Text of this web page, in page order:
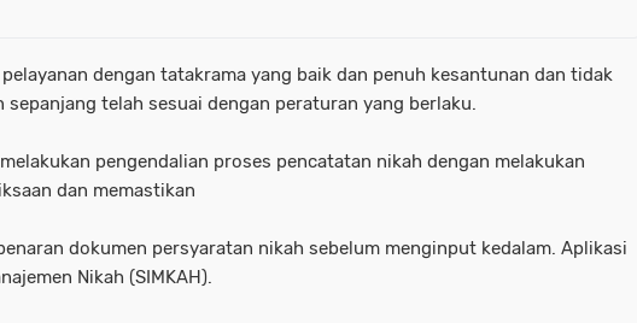
dengan tatakrama yang baik dan penuh kesantunan dan tidak
sepanjang telah sesuai dengan peraturan yang berlaku.
pengendalian proses pencatatan nikah dengan melakukan
dan memastikan
dokumen persyaratan nikah sebelum menginput kedalam. Aplikasi
Nikah (SIMKAH).